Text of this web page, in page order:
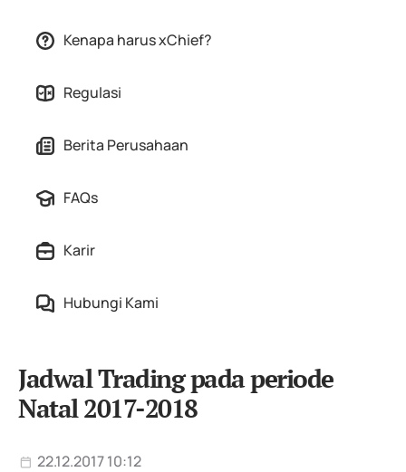
Kenapa harus xChief?
Regulasi
Berita Perusahaan
FAQs
Karir
Hubungi Kami
Jadwal Trading pada periode
Natal 2017-2018
22.12.2017 10:12